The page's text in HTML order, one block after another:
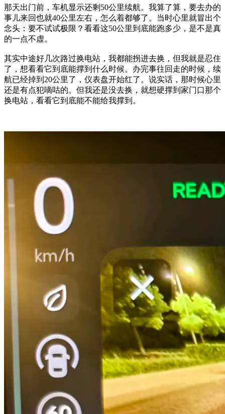
那天出门前，车机显示还剩50公里续航。我算了算，要去办的
事儿来回也就40公里左右，怎么着都够了。当时心里就冒出个
念头：要不试试极限？看看这50公里到底能跑多少，是不是真
的一点不虚。
其实中途好几次路过换电站，我都能拐进去换，但我就是忍住
了，想看看它到底能撑到什么时候。办完事往回走的时候，续
航已经掉到20公里了，仪表盘开始红了。说实话，那时候心里
还是有点犯嘀咕的。但我还是没去换，就想硬撑到家门口那个
换电站，看看它到底能不能给我撑到。